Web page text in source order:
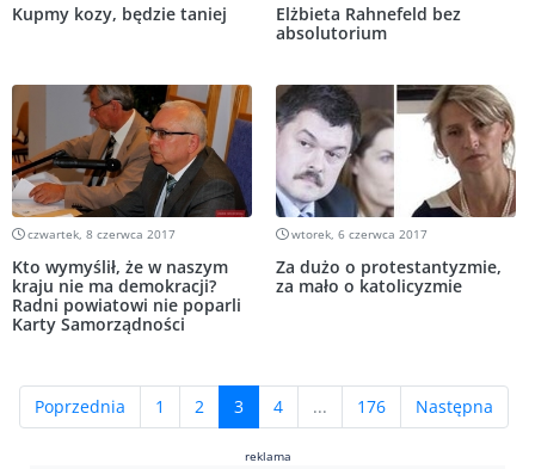
Kupmy kozy, będzie taniej
Elżbieta Rahnefeld bez
absolutorium
czwartek, 8 czerwca 2017
Kto wymyślił, że w naszym
kraju nie ma demokracji?
Radni powiatowi nie poparli
Karty Samorządności
wtorek, 6 czerwca 2017
Za dużo o protestantyzmie,
za mało o katolicyzmie
Poprzednia 1 2 3(current)
4 ... 176 Następna
reklama